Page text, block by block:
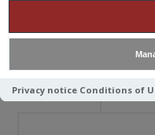
Privacy notice Conditions of